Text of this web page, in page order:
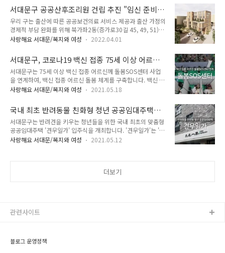
이용하기 어려운 경우가 많습니다. 이에 구는 휠체어 이용자 등
이동약자도 소규모 생활편의시설을 편리하게 이용할 수 있도록
올해 80여 곳을 신청 접수 받아 전액 무료로 설치 지원할 계획입
니다. 2022년 생활밀착형 맞춤형 경사로 설치 지원 사업을 위해
수행기관을 공모중에 있습니다. 장애인종합복지관과 협업하여
또한 모니터링단을 운영하여 경사로에 대한 관리, 유지보수도 병
행할 예정입니다.
서대문구 공공산후조리원 건립 추진 "임신 준비
부터 출산과 육아까지"
우리 구는 출산에 따른 공공보건의료 서비스 제공과 출산 가정의
경제적 부담 완화를 위해 북가좌2동(증가로30길 45, 49, 51)에
공공산후조리원을 건립합니다. '서대문구 공공산후조리원'은 연
생아가 같이 있는 방) 12개소와 모자녀건강센터, 주차장 등으로
구성됩니다. 공사는 올해 10월까지로 계획돼 있습니다. 2022년
연말이면 첫 산모를 맞이할 수 있을 전망입니다. 지난해 12월 제
정한 '서대문구 공공산후조리원 설치·운영 및 임산부 지원 조
례'에 따르면 조리원은 산모와 신생아의 산후조리 및 건강관리를
용기간은 14일로 연간 최대 312명의 산모가 입소할 수 있습니
다. 기본 ..
사랑해요 서대문/복지와 여성 2022.04.01
서대문구, 코로나19 백신 접종 75세 이상 어르신
에게 돌봄SOS센터 적극 연계
서대문구는 75세 이상 백신 접종 어르신께 돌봄SOS센터 사업
을 연계하여, 백신 접종 어르신 돌봄 체계를 구축합니다. 백신 접
종 시, 사전·사후에 돌봄SOS센터 서비스 연계를 통해 백신 접종
복을 위한 일시재가, 식사지원, 주거편의 서비스를 지원하여 백
신 접종에서 소외되는 어르신이 없도록 지원하고자 하는 취지입
니다. 서대문구 돌봄SOS센터는 돌봄이 필요한 중장년, 장애인,
노인에게 맞춤형 8종 돌봄 서비스(일시재가, 단기시설, 동행지
원, 주거편의, 식사지원, 안부확인, 건강지원서비스)를 연계하여,
사랑해요 서대문/복지와 여성 2021.05.18
국내 최초 반려동물 친화형 청년 공공임대주택
'견우일가' 입주식
서대문구는 반려견을 키우는 청년들을 위한 국내 최초의 맞춤형
공공임대주택 '견우일가' 입주식을 개최합니다. '견우일가'는 '1
인 청년가구가 반려견을 매개로 한 가족처럼 사는 집'이란 뜻을
년 홍은동 '우리가'를 선보였습니다. '견우일가' 입주식은 '청년
의 '백신이..
사랑해요 서대문/복지와 여성 2021.05.12
더보기
블로그 운영정책
관련사이트